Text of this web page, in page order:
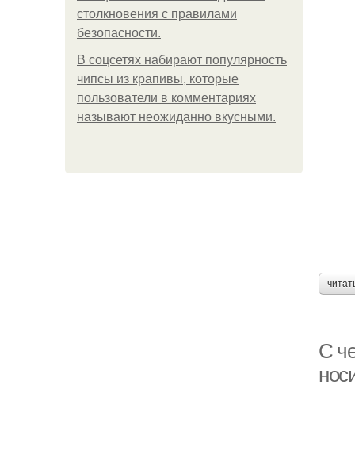
столкновения с правилами
безопасности.
В соцсетях набирают популярность
чипсы из крапивы, которые
пользователи в комментариях
называют неожиданно вкусными.
С